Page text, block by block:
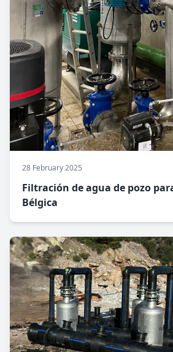
28 February 2025
Filtración de agua de pozo
Bélgica